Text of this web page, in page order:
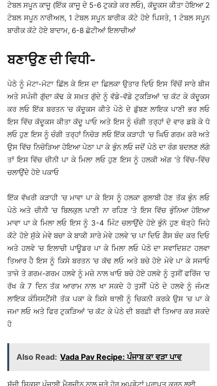
ਟੇਬਲ ਸਪੂਨ ਕਾਜੂ (ਇੱਕ ਕਾਜੂ ਦੇ 5-6 ਟੁਕੜੇ ਕਰ ਲਓ), ਕੱਦੂਕਸ ਕੀਤਾ ਹੋਇਆ 2
ਟੇਬਲ ਸਪੂਨ ਨਾਰੀਅਲ, 1 ਟੇਬਲ ਸਪੂਨ ਬਾਰੀਕ ਕੱਟੇ ਹੋਏ ਪਿਸਤੇ, 1 ਟੇਬਲ ਸਪੂਨ
ਬਾਰੀਕ ਕੱਟੇ ਹੋਏ ਬਾਦਾਮ, 6-8 ਛੋਟੀਆਂ ਇਲਾਚੀਆਂ
ਬਣਾਉਣ ਦੀ ਵਿਧੀ-
ਪੇਠੇ ਨੂੰ ਮੋਟਾ-ਮੋਟਾ ਛਿੱਲ ਕੇ ਇਸ ਦਾ ਛਿਲਕਾ ਉਤਾਰ ਦਿਓ ਇਸ ਵਿੱਚੋਂ ਸਾਰੇ ਬੀਜ
ਅਤੇ ਸਪੰਜੀ ਗੁੱਦਾ ਕੱਢ ਕੇ ਸਖ਼ਤ ਗੁੱਦੇ ਨੂੰ ਵੱਡੇ-ਵੱਡੇ ਟੁਕੜਿਆਂ ‘ਚ ਕੱਟ ਕੇ ਕੱਦੂਕਸ
ਕਰ ਲਓ ਇੱਕ ਬਰਤਨ ‘ਚ ਕੱਦੂਕਸ ਕੀਤੇ ਪੇਠੇ ਦੇ ਡੁੱਬਣ ਲਾਇਕ ਪਾਣੀ ਭਰ ਲਓ
ਇਸ ਵਿੱਚ ਕੱਦੂਕਸ ਕੀਤਾ ਕੱਦੂ ਪਾਓ ਅਤੇ ਇਸ ਨੂੰ ਚੰਗੀ ਤਰ੍ਹਾਂ ਦੋ ਵਾਰ ਡਬੋ ਕੇ ਧੋ
ਲਓ ਹੁਣ ਇਸ ਨੂੰ ਚੰਗੀ ਤਰ੍ਹਾਂ ਨਿਚੋੜ ਲਓ ਇੱਕ ਕੜਾਹੀ ‘ਚ ਘਿਓ ਗਰਮ ਕਰੋ ਅਤੇ
ਉਸ ਵਿੱਚ ਨਿਚੋੜਿਆ ਹੋਇਆ ਪੇਠਾ ਪਾ ਕੇ ਭੁੰਨ ਲਓ ਜਦੋਂ ਪੇਠੇ ਦਾ ਰੰਗ ਬਦਲਣ ਲੱਗੇ
ਤਾਂ ਇਸ ਵਿੱਚ ਚੀਨੀ ਪਾ ਕੇ ਮਿਲਾ ਲਓ ਹੁਣ ਇਸ ਨੂੰ ਹਲਕੀ ਅੱਗ ‘ਤੇ ਵਿੱਚ-ਵਿੱਚ
ਚਲਾਉਂਦੇ ਹੋਏ ਪਕਾਓ
ਇੱਕ ਵੱਖਰੀ ਕੜਾਹੀ ‘ਚ ਮਾਵਾ ਪਾ ਕੇ ਇਸ ਨੂੰ ਹਲਕਾ ਗੁਲਾਬੀ ਹੋਣ ਤੱਕ ਭੁੰਨ ਲਓ
ਪੇਠੇ ਅਤੇ ਚੀਨੀ ‘ਚ ਬਿਲਕੁਲ ਪਾਣੀ ਨਾ ਰਹਿਣ ‘ਤੇ ਇਸ ਵਿੱਚ ਭੁੰਨਿਆ ਹੋਇਆ
ਮਾਵਾ ਪਾ ਕੇ ਮਿਲਾ ਲਓ ਇਸ ਨੂੰ 3-4 ਮਿੰਟ ਚਲਾਉਂਦੇ ਹੋਏ ਭੁੰਨੋ ਹੁਣ ਥੋੜ੍ਹੇ ਜਿਹੇ
ਕੱਟੇ ਹੋਏ ਸੁੱਕੇ ਮੇਵੇ ਬਚਾ ਕੇ ਬਾਕੀ ਸਾਰੇ ਮੇਵੇ ਹਲਵੇ ‘ਚ ਪਾ ਦਿਓ ਗੈਸ ਬੰਦ ਕਰ ਦਿਓ
ਅਤੇ ਹਲਵੇ ‘ਚ ਇਲਾਚੀ ਪਾਊਡਰ ਪਾ ਕੇ ਮਿਲਾ ਲਓ ਪੇਠੇ ਦਾ ਸਵਾਦਿਸ਼ਟ ਹਲਵਾ
ਤਿਆਰ ਹੈ ਇਸ ਨੂੰ ਕਿਸੇ ਬਰਤਨ ‘ਚ ਕੱਢ ਲਓ ਅਤੇ ਬਚੇ ਹੋਏ ਮੇਵੇ ਪਾ ਕੇ ਸਜਾਓ
ਤਾਜੇ ਤੇ ਗਰਮ-ਗਰਮ ਹਲਵੇ ਨੂੰ ਮਜ਼ੇ ਨਾਲ ਖਾਓ ਬਚੇ ਹੋਏ ਹਲਵੇ ਨੂੰ ਤੁਸੀਂ ਫਰਿੱਜ ‘ਚ
ਰੱਖ ਕੇ 7 ਦਿਨ ਤੱਕ ਆਰਾਮ ਨਾਲ ਖਾ ਸਕਦੇ ਹੋ ਤੁਸੀਂ ਪੇਠੇ ਦੇ ਹਲਵੇ ਨੂੰ ਜੰਮਣ
ਲਾਇਕ ਕੰਸਿਸਟੈਂਸੀ ਤੱਕ ਪਕਾ ਕੇ ਕਿਸੇ ਥਾਲੀ ਨੂੰ ਚਿਕਨੀ ਕਰਕੇ ਉਸ ‘ਚ ਪਾ ਕੇ
ਜਮਾ ਲਓ ਅਤੇ ਫਿਰ ਟੁਕੜਿਆਂ ‘ਚ ਕੱਟ ਕੇ ਪੇਠੇ ਦੀ ਬਰਫ਼ੀ ਵੀ ਤਿਆਰ ਕਰ ਸਕਦੇ
ਹੋ
Also Read: Vada Pav Recipe: ਪੰਜਾਬ ਕਾ ਵੜਾ ਪਾਵ